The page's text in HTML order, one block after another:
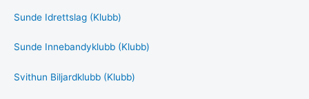
Sunde Idrettslag (Klubb)
Sunde Innebandyklubb (Klubb)
Svithun Biljardklubb (Klubb)